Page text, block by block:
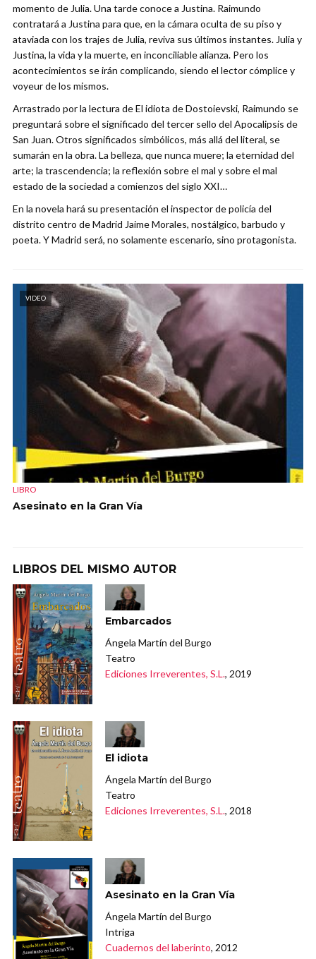
momento de Julia. Una tarde conoce a Justina. Raimundo
contratará a Justina para que, en la cámara oculta de su piso y
ataviada con los trajes de Julia, reviva sus últimos instantes. Julia y
Justina, la vida y la muerte, en inconciliable alianza. Pero los
acontecimientos se irán complicando, siendo el lector cómplice y
voyeur de los mismos.
Arrastrado por la lectura de El idiota de Dostoievski, Raimundo se
preguntará sobre el significado del tercer sello del Apocalipsis de
San Juan. Otros significados simbólicos, más allá del literal, se
sumarán en la obra. La belleza, que nunca muere; la eternidad del
arte; la trascendencia; la reflexión sobre el mal y sobre el mal
estado de la sociedad a comienzos del siglo XXI…
En la novela hará su presentación el inspector de policía del
distrito centro de Madrid Jaime Morales, nostálgico, barbudo y
poeta. Y Madrid será, no solamente escenario, sino protagonista.
VIDEO
LIBRO
Asesinato en la Gran Vía
LIBROS DEL MISMO AUTOR
Embarcados
Ángela Martín del Burgo
Teatro
Ediciones Irreverentes, S.L., 2019
El idiota
Ángela Martín del Burgo
Teatro
Ediciones Irreverentes, S.L., 2018
Asesinato en la Gran Vía
Ángela Martín del Burgo
Intriga
Cuadernos del laberinto, 2012